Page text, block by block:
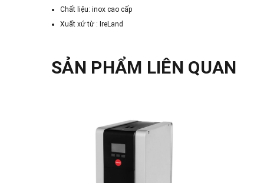
Chất liệu: inox cao cấp
Xuất xứ từ : IreLand
SẢN PHẨM LIÊN QUAN